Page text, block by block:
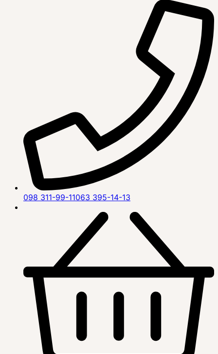
098 311-99-11063 395-14-13